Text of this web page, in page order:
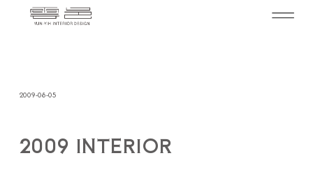
2009-08-05
2009 INTERIOR